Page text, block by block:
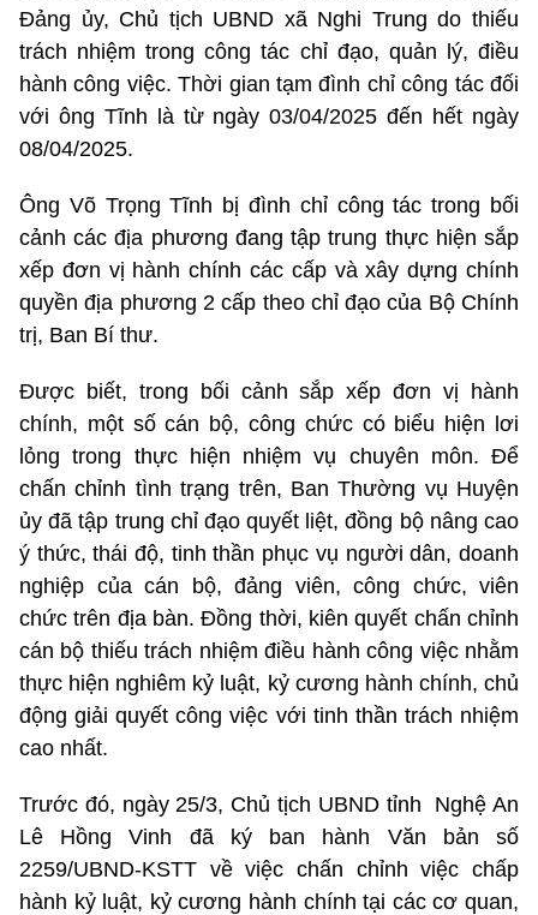
Đảng ủy, Chủ tịch UBND xã Nghi Trung do thiếu
trách nhiệm trong công tác chỉ đạo, quản lý, điều
hành công việc. Thời gian tạm đình chỉ công tác đối
với ông Tĩnh là từ ngày 03/04/2025 đến hết ngày
08/04/2025.
Ông Võ Trọng Tĩnh bị đình chỉ công tác trong bối
cảnh các địa phương đang tập trung thực hiện sắp
xếp đơn vị hành chính các cấp và xây dựng chính
quyền địa phương 2 cấp theo chỉ đạo của Bộ Chính
trị, Ban Bí thư.
Được biết, trong bối cảnh sắp xếp đơn vị hành
chính, một số cán bộ, công chức có biểu hiện lơi
lỏng trong thực hiện nhiệm vụ chuyên môn. Để
chấn chỉnh tình trạng trên, Ban Thường vụ Huyện
ủy đã tập trung chỉ đạo quyết liệt, đồng bộ nâng cao
ý thức, thái độ, tinh thần phục vụ người dân, doanh
nghiệp của cán bộ, đảng viên, công chức, viên
chức trên địa bàn. Đồng thời, kiên quyết chấn chỉnh
cán bộ thiếu trách nhiệm điều hành công việc nhằm
thực hiện nghiêm kỷ luật, kỷ cương hành chính, chủ
động giải quyết công việc với tinh thần trách nhiệm
cao nhất.
Trước đó, ngày 25/3, Chủ tịch UBND tỉnh Nghệ An
Lê Hồng Vinh đã ký ban hành Văn bản số
2259/UBND-KSTT về việc chấn chỉnh việc chấp
hành kỷ luật, kỷ cương hành chính tại các cơ quan,